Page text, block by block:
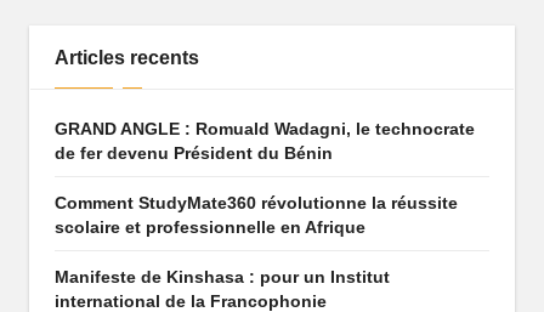
ai
Articles recents
GRAND ANGLE : Romuald Wadagni, le technocrate
de fer devenu Président du Bénin
Comment StudyMate360 révolutionne la réussite
scolaire et professionnelle en Afrique
Manifeste de Kinshasa : pour un Institut
international de la Francophonie